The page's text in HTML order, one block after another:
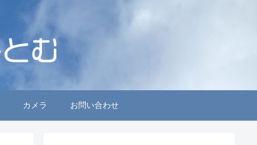
カメラ お問い合わせ